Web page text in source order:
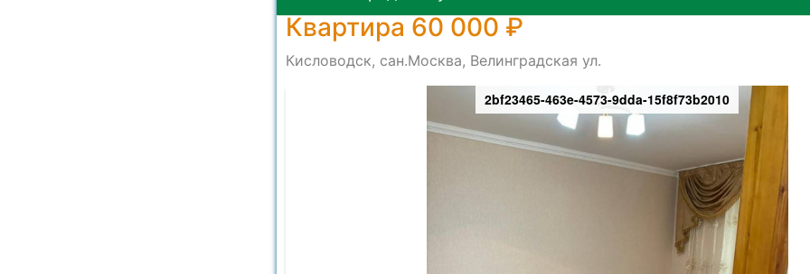
Квартира 60 000 ₽
Кисловодск, сан.Москва, Велинградская ул.
2bf23465-463e-4573-9dda-15f8f73b2010